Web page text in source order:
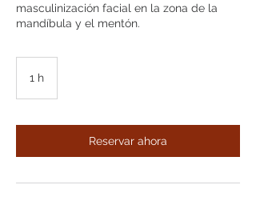
masculinización facial en la zona de la
mandíbula y el mentón.
1 h
Reservar ahora